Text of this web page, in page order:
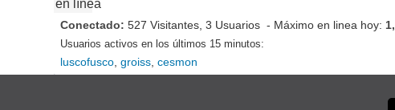
en línea
Conectado:527 Visitantes, 3 Usuarios - Máximo en linea hoy:
Usuarios activos en los últimos 15 minutos:
luscofusco ,groiss ,cesmon